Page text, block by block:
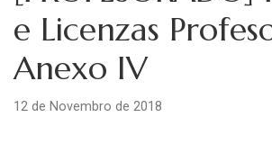
e Licenzas
Anexo IV
12 de Novembro de 2018